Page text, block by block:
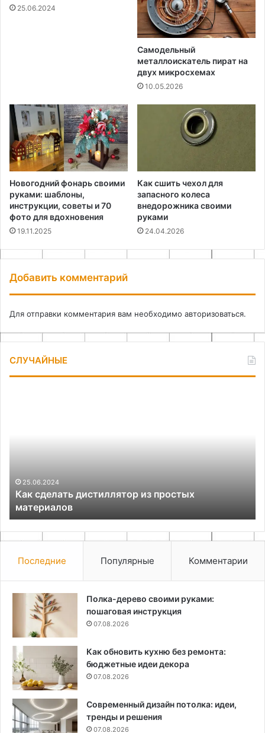
25.06.2024
Самодельный
металлоискатель пират на
двух микросхемах
10.05.2026
Новогодний фонарь своими
руками: шаблоны,
инструкции, советы и 70
фото для вдохновения
19.11.2025
Как сшить чехол для
запасного колеса
внедорожника своими
руками
24.04.2026
Добавить комментарий
Для отправки комментария вам необходимо авторизоваться.
СЛУЧАЙНЫЕ
25.06.2024
Как сделать дистиллятор из простых
материалов
Последние Популярные Комментарии
Полка-дерево своими руками:
пошаговая инструкция
07.08.2026
Как обновить кухню без ремонта:
бюджетные идеи декора
07.08.2026
Современный дизайн потолка: идеи,
тренды и решения
07.08.2026